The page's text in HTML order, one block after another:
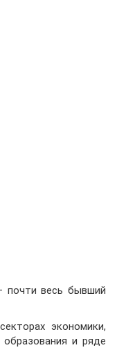
почти весь бывший
экономики,
и ряде